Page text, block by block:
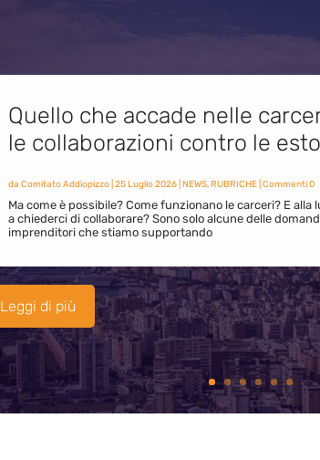
Quello che accade nelle
le collaborazioni contro le
da Comitato Addiopizzo| 25 Luglio 2026| NEWS,RUBRICHE| Commenti 0
Ma come è possibile? Come funzionano le carceri? E
a chiederci di collaborare? Sono solo alcune delle
imprenditori che stiamo supportando
Leggi di più